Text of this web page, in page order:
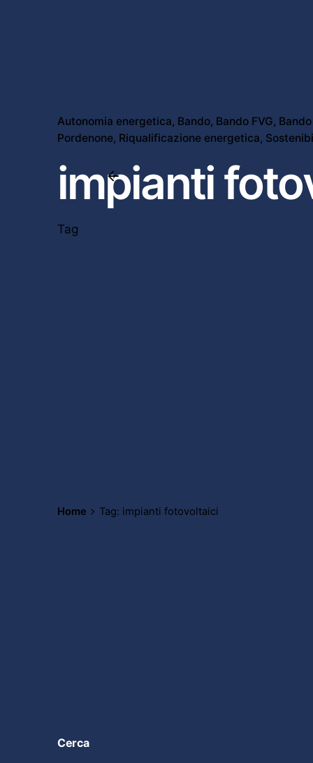
Autonomia energetica Bando Bando FVG
Pordenone Riqualificazione energetica
impianti
Tag
Home Tag: impianti fotovoltaici
Cerca